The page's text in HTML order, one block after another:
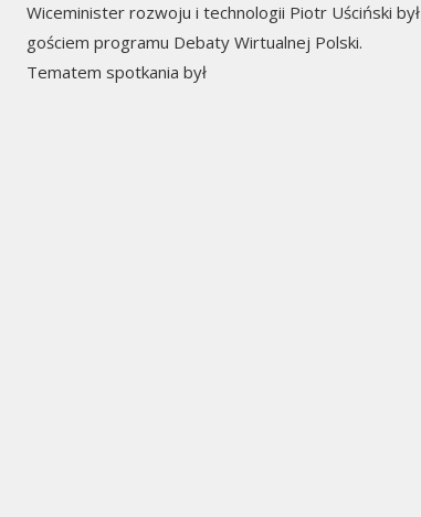
Wiceminister rozwoju i technologii Piotr Uściński był
gościem programu Debaty Wirtualnej Polski.
Tematem spotkania był